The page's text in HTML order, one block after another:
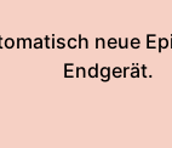
neue
Endgerät.